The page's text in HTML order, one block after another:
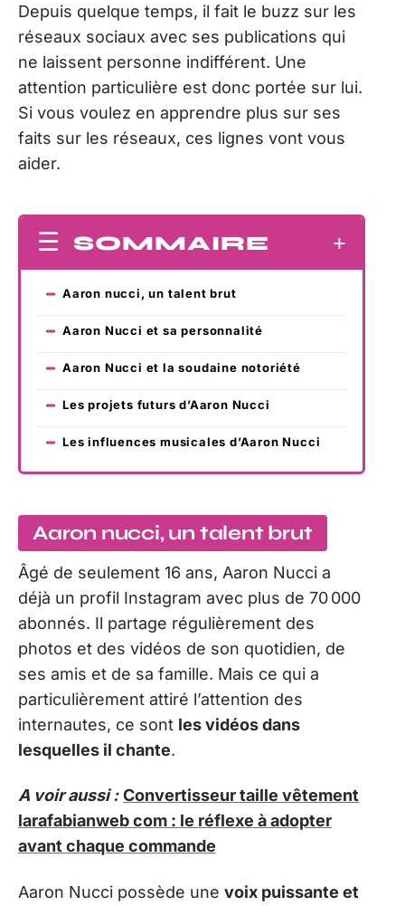
Depuis quelque temps, il fait le buzz sur les
réseaux sociaux avec ses publications qui
ne laissent personne indifférent. Une
attention particulière est donc portée sur lui.
Si vous voulez en apprendre plus sur ses
faits sur les réseaux, ces lignes vont vous
aider.
SOMMAIRE
Aaron nucci, un talent brut
Aaron Nucci et sa personnalité
Aaron Nucci et la soudaine notoriété
Les projets futurs d’Aaron Nucci
Les influences musicales d’Aaron Nucci
Aaron nucci, un talent brut
Âgé de seulement 16 ans, Aaron Nucci a
déjà un profil Instagram avec plus de 70 000
abonnés. Il partage régulièrement des
photos et des vidéos de son quotidien, de
ses amis et de sa famille. Mais ce qui a
particulièrement attiré l’attention des
internautes, ce sont les vidéos dans
lesquelles il chante.
A voir aussi : Convertisseur taille vêtement
larafabianweb com : le réflexe à adopter
avant chaque commande
Aaron Nucci possède une voix puissante et